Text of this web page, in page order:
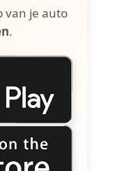
van je auto
.